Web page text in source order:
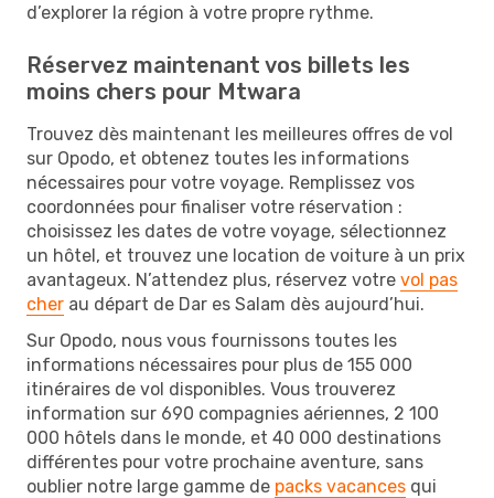
d’explorer la région à votre propre rythme.
Réservez maintenant vos billets les
moins chers pour Mtwara
Trouvez dès maintenant les meilleures offres de vol
sur Opodo, et obtenez toutes les informations
nécessaires pour votre voyage. Remplissez vos
coordonnées pour finaliser votre réservation :
choisissez les dates de votre voyage, sélectionnez
un hôtel, et trouvez une location de voiture à un prix
avantageux. N’attendez plus, réservez votre vol pas
cher au départ de Dar es Salam dès aujourd’hui.
Sur Opodo, nous vous fournissons toutes les
informations nécessaires pour plus de 155 000
itinéraires de vol disponibles. Vous trouverez
information sur 690 compagnies aériennes, 2 100
000 hôtels dans le monde, et 40 000 destinations
différentes pour votre prochaine aventure, sans
oublier notre large gamme de packs vacances qui